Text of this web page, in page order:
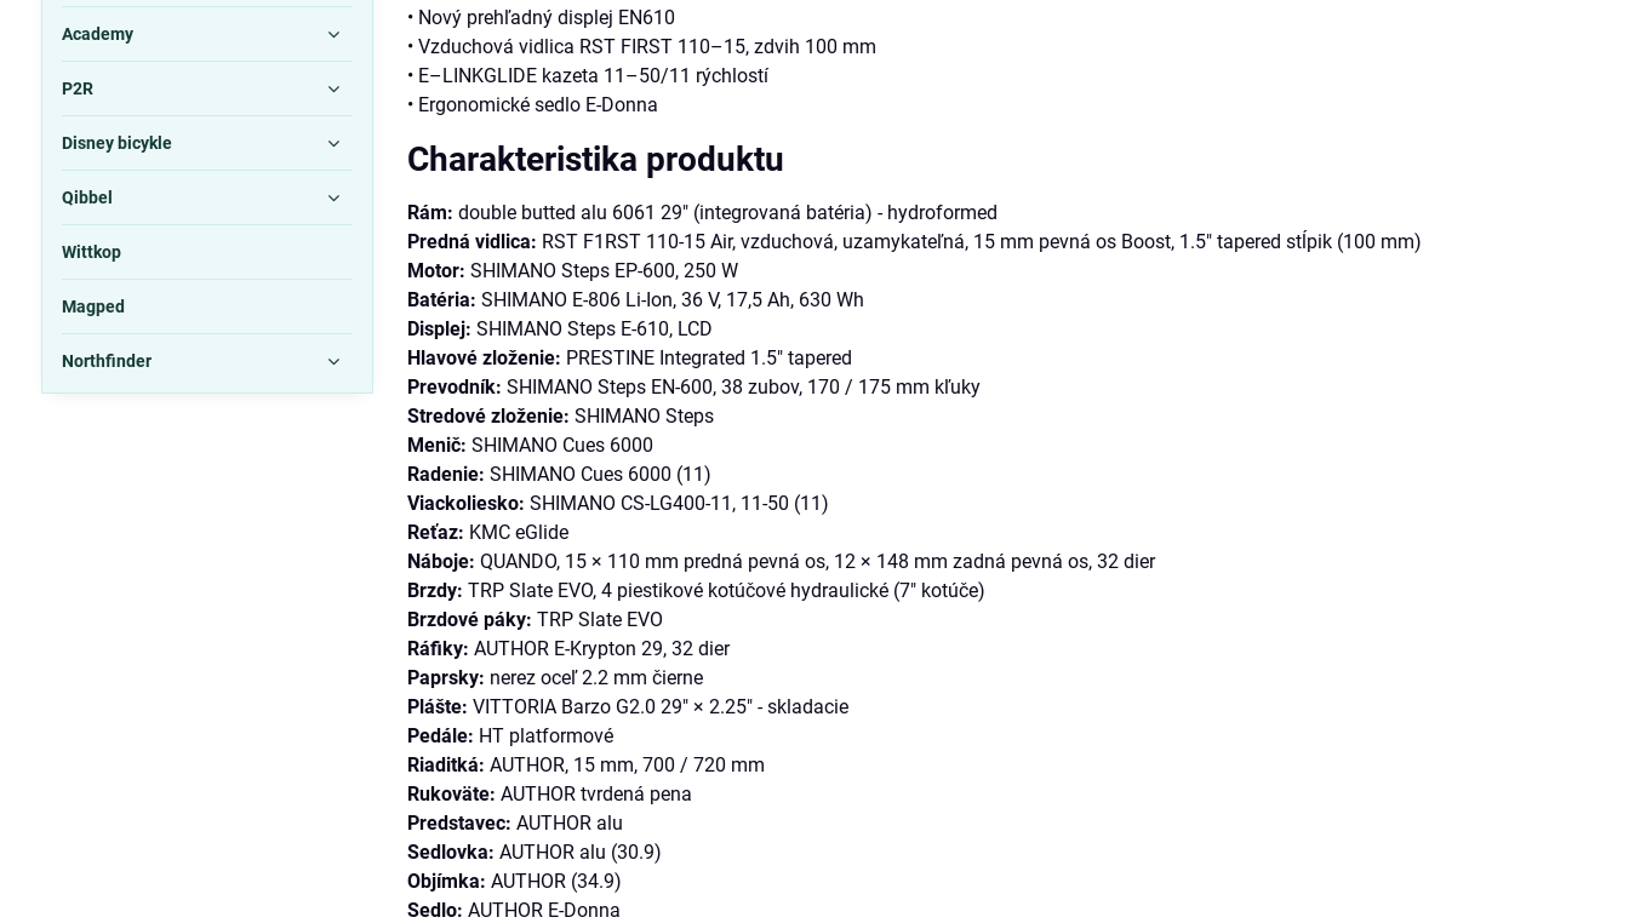
• Nový prehľadný displej EN610
• Vzduchová vidlica RST FIRST 110–15, zdvih 100 mm
• E–LINKGLIDE kazeta 11–50/11 rýchlostí
• Ergonomické sedlo E-Donna
Charakteristika produktu
Rám: double butted alu 6061 29" (integrovaná batéria) - hydroformed
Predná vidlica: RST F1RST 110-15 Air, vzduchová, uzamykateľná, 15 mm pevná os Boost, 1.5" tapered stĺpik (100 mm)
Motor: SHIMANO Steps EP-600, 250 W
Batéria: SHIMANO E-806 Li-Ion, 36 V, 17,5 Ah, 630 Wh
Displej: SHIMANO Steps E-610, LCD
Hlavové zloženie: PRESTINE Integrated 1.5" tapered
Prevodník: SHIMANO Steps EN-600, 38 zubov, 170 / 175 mm kľuky
Stredové zloženie: SHIMANO Steps
Menič: SHIMANO Cues 6000
Radenie: SHIMANO Cues 6000 (11)
Viackoliesko: SHIMANO CS-LG400-11, 11-50 (11)
Reťaz: KMC eGlide
Náboje: QUANDO, 15 × 110 mm predná pevná os, 12 × 148 mm zadná pevná os, 32 dier
Brzdy: TRP Slate EVO, 4 piestikové kotúčové hydraulické (7" kotúče)
Brzdové páky: TRP Slate EVO
Ráfiky: AUTHOR E-Krypton 29, 32 dier
Paprsky: nerez oceľ 2.2 mm čierne
Plášte: VITTORIA Barzo G2.0 29" × 2.25" - skladacie
Pedále: HT platformové
Riaditká: AUTHOR, 15 mm, 700 / 720 mm
Rukoväte: AUTHOR tvrdená pena
Predstavec: AUTHOR alu
Sedlovka: AUTHOR alu (30.9)
Objímka: AUTHOR (34.9)
Sedlo: AUTHOR E-Donna
Academy
P2R
Disney bicykle
Qibbel
Wittkop
Magped
Northfinder